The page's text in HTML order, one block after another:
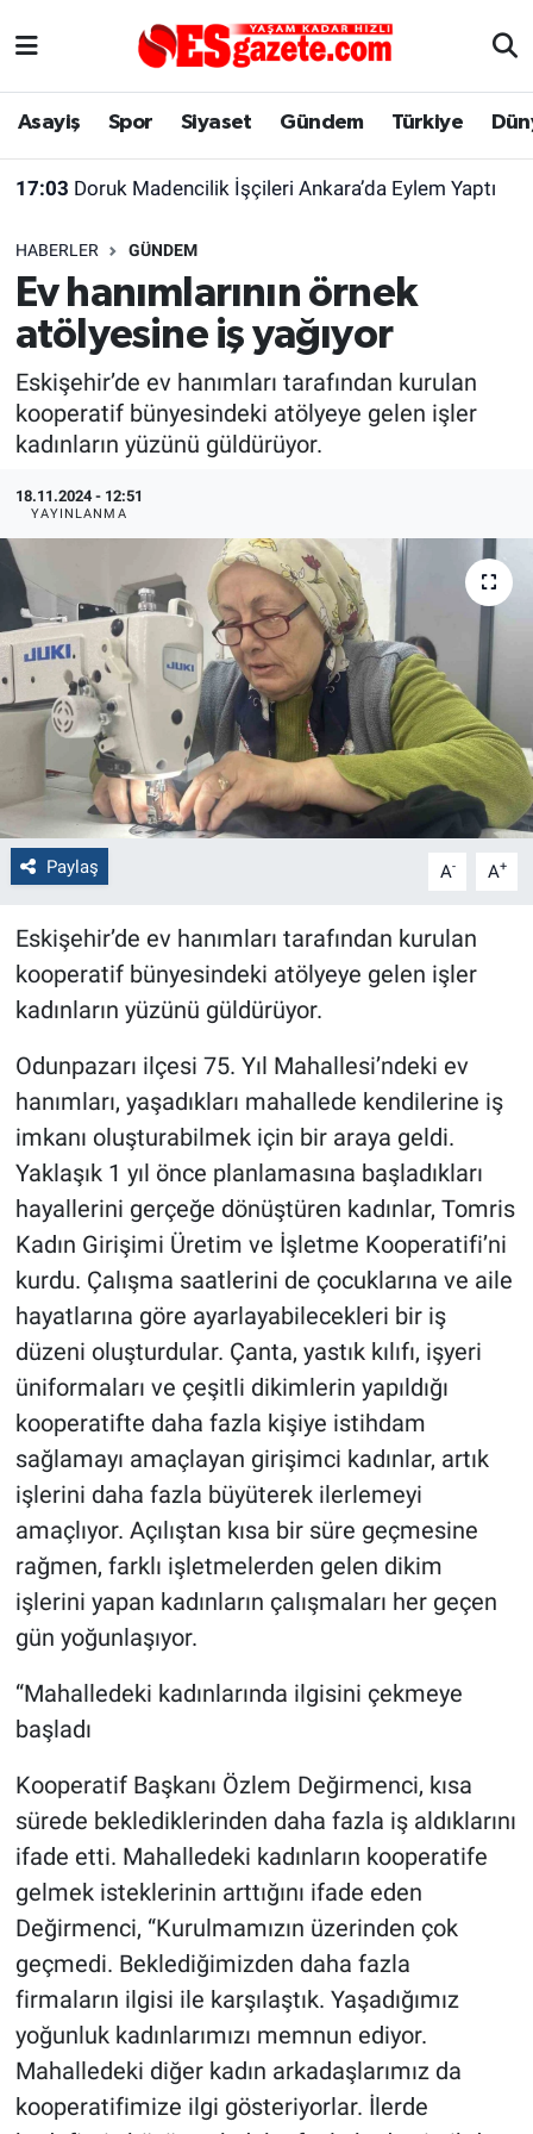
Asayiş Spor Siyaset Gündem Türkiye
17:03 Doruk Madencilik İşçileri Ankara’da Eylem Yaptı
HABERLER GÜNDEM
Ev hanımlarının örnek
atölyesine iş yağıyor
Eskişehir’de ev hanımları tarafından kurulan
kooperatif bünyesindeki atölyeye gelen işler
kadınların yüzünü güldürüyor.
18.11.2024 - 12:51
YAYINLANMA
Paylaş A- A+
Eskişehir’de ev hanımları tarafından kurulan
kooperatif bünyesindeki atölyeye gelen işler
kadınların yüzünü güldürüyor.
Odunpazarı ilçesi 75. Yıl Mahallesi’ndeki ev
hanımları, yaşadıkları mahallede kendilerine iş
imkanı oluşturabilmek için bir araya geldi.
Yaklaşık 1 yıl önce planlamasına başladıkları
hayallerini gerçeğe dönüştüren kadınlar, Tomris
Kadın Girişimi Üretim ve İşletme Kooperatifi’ni
kurdu. Çalışma saatlerini de çocuklarına ve aile
hayatlarına göre ayarlayabilecekleri bir iş
düzeni oluşturdular. Çanta, yastık kılıfı, işyeri
üniformaları ve çeşitli dikimlerin yapıldığı
kooperatifte daha fazla kişiye istihdam
sağlamayı amaçlayan girişimci kadınlar, artık
işlerini daha fazla büyüterek ilerlemeyi
amaçlıyor. Açılıştan kısa bir süre geçmesine
rağmen, farklı işletmelerden gelen dikim
işlerini yapan kadınların çalışmaları her geçen
gün yoğunlaşıyor.
“Mahalledeki kadınlarında ilgisini çekmeye
başladı
Kooperatif Başkanı Özlem Değirmenci, kısa
sürede beklediklerinden daha fazla iş aldıklarını
ifade etti. Mahalledeki kadınların kooperatife
gelmek isteklerinin arttığını ifade eden
Değirmenci, “Kurulmamızın üzerinden çok
geçmedi. Beklediğimizden daha fazla
firmaların ilgisi ile karşılaştık. Yaşadığımız
yoğunluk kadınlarımızı memnun ediyor.
Mahalledeki diğer kadın arkadaşlarımız da
kooperatifimize ilgi gösteriyorlar. İlerde
Asayiş
Gündem
Türkiye
Dünya
Sağlık
Alış-Veriş/İş dünyası
Yaşam
Eskişehirspor Arşivi
Eskişehir Arşivi
Röportaj
Ekonomi
Kültür Sanat
Politika
Bilecik
Kütahya
Gezi
Genel
Çevre
Yerel
Magazin
Bilim ve Teknoloji
Eskişehir Nöbetçi Eczaneler
Süper Lig Puan Durumu ve Fikstür
Tüm Manşetler
Son Dakika Haberleri
Haber Arşivi